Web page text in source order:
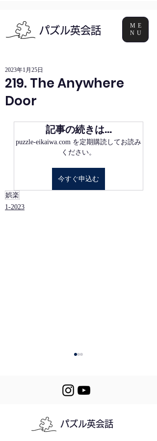
パズル英会話
ME
NU
219. The Anywhere
Door
2023年1月25日
記事の続きは…
puzzle-eikaiwa.com を定期購読してお読み
ください。
今すぐ申込む
娯楽
1-2023
Review #218-220
パズル英会話